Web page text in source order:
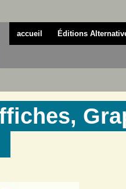
accueil Éditions